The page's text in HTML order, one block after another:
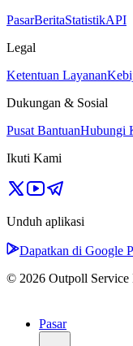
PasarBeritaStatistikAPI
Legal
Ketentuan Layanan
Dukungan & Sosial
Pusat BantuanHubungi
Ikuti Kami
Unduh aplikasi
Dapatkan di Google
© 2026 Outpoll
Pasar